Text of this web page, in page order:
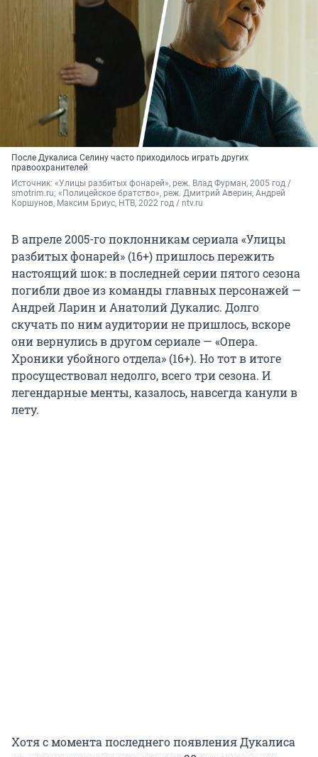
После Дукалиса Селину часто приходилось играть других
правоохранителей
Источник: «Улицы разбитых фонарей», реж. Влад Фурман, 2005 год /
smotrim.ru; «Полицейское братство», реж. Дмитрий Аверин, Андрей
Коршунов, Максим Бриус, НТВ, 2022 год / ntv.ru
В апреле 2005-го поклонникам сериала «Улицы
разбитых фонарей» (16+) пришлось пережить
настоящий шок: в последней серии пятого сезона
погибли двое из команды главных персонажей —
Андрей Ларин и Анатолий Дукалис. Долго
скучать по ним аудитории не пришлось, вскоре
они вернулись в другом сериале — «Опера.
Хроники убойного отдела» (16+). Но тот в итоге
просуществовал недолго, всего три сезона. И
легендарные менты, казалось, навсегда канули в
лету.
Хотя с момента последнего появления Дукалиса